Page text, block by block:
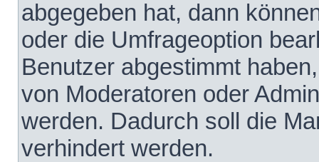
abgegeben hat, dann
oder die Umfrageoption
Benutzer abgestimmt
von Moderatoren oder
werden. Dadurch soll die
verhindert werden.